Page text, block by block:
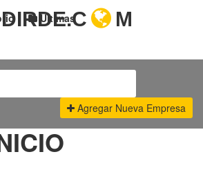
Últimas
DIRDE.C M
Agregar Nueva Empresa